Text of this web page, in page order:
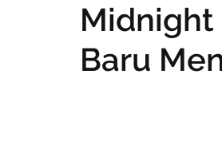
Midnight
Baru